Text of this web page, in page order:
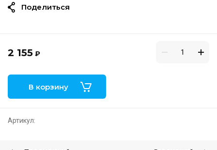
2 155 ₽
В корзину
Артикул:
Поделиться